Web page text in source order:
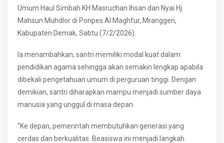
Umum Haul Simbah KH Masruchan Ihsan dan Nyai Hj
Mahsun Muhdlor di Ponpes Al Maghfur, Mranggen,
Kabupaten Demak, Sabtu (7/2/2026).
Ia menambahkan, santri memiliki modal kuat dalam
pendidikan agama sehingga akan semakin lengkap apabila
dibekali pengetahuan umum di perguruan tinggi. Dengan
demikian, santri diharapkan mampu menjadi sumber daya
manusia yang unggul di masa depan.
“Ke depan, pemerintah membutuhkan generasi yang
cerdas dan berkualitas. Beasiswa ini menjadi langkah